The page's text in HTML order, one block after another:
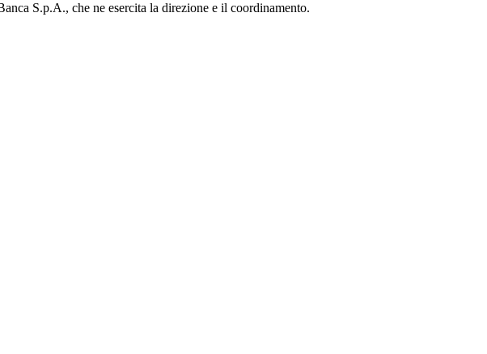
S.p.A., che ne esercita la direzione e il coordinamento.